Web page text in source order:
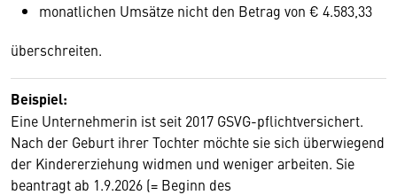
monatlichen Umsätze nicht den Betrag von € 4.583,33
überschreiten.
Beispiel:
Eine Unternehmerin ist seit 2017 GSVG-pflichtversichert.
Nach der Geburt ihrer Tochter möchte sie sich überwiegend
der Kindererziehung widmen und weniger arbeiten. Sie
beantragt ab 1.9.2026 (= Beginn des